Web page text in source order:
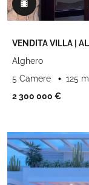
VENDITA VILLA |
Alghero
5 Camere
125
2 300 000 €